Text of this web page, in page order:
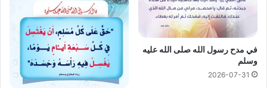
في مدح رسول الله صلى الله عليه
وسلم
2026-07-31